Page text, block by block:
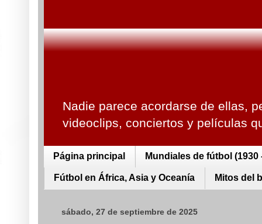
Nadie parece acordarse de ellas,
videoclips, conciertos y películas
Página principal Mundiales de fútbol (1930
Fútbol en África, Asia y Oceanía Mitos del
sábado, 27 de septiembre de 2025